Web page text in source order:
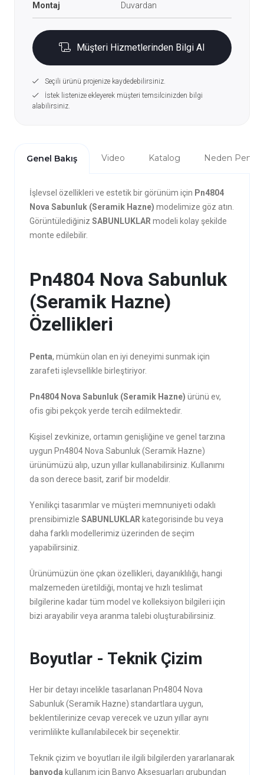
Montaj Duvardan
Müşteri Hizmetlerinden Bilgi Al
Seçili ürünü projenize kaydedebilirsiniz.
İstek listenize ekleyerek müşteri temsilcinizden bilgi
alabilirsiniz.
Genel Bakış Video Katalog Neden Penta?
İşlevsel özellikleri ve estetik bir görünüm için Pn4804
Nova Sabunluk (Seramik Hazne) modelimize göz atın.
Görüntülediğiniz SABUNLUKLAR modeli kolay şekilde
monte edilebilir.
Pn4804 Nova Sabunluk
(Seramik Hazne)
Özellikleri
Penta, mümkün olan en iyi deneyimi sunmak için
zarafeti işlevsellikle birleştiriyor.
Pn4804 Nova Sabunluk (Seramik Hazne) ürünü ev,
ofis gibi pekçok yerde tercih edilmektedir.
Kişisel zevkinize, ortamın genişliğine ve genel tarzına
uygun Pn4804 Nova Sabunluk (Seramik Hazne)
ürünümüzü alıp, uzun yıllar kullanabilirsiniz. Kullanımı
da son derece basit, zarif bir modeldir.
Yenilikçi tasarımlar ve müşteri memnuniyeti odaklı
prensibimizle SABUNLUKLAR kategorisinde bu veya
daha farklı modellerimiz üzerinden de seçim
yapabilirsiniz.
Ürünümüzün öne çıkan özellikleri, dayanıklılığı, hangi
malzemeden üretildiği, montaj ve hızlı teslimat
bilgilerine kadar tüm model ve kolleksiyon bilgileri için
bizi arayabilir veya aranma talebi oluşturabilirsiniz.
Boyutlar - Teknik Çizim
Her bir detayı incelikle tasarlanan Pn4804 Nova
Sabunluk (Seramik Hazne) standartlara uygun,
beklentilerinize cevap verecek ve uzun yıllar aynı
verimlilikte kullanılabilecek bir seçenektir.
Teknik çizim ve boyutları ile ilgili bilgilerden yararlanarak
banyoda kullanım için Banyo Aksesuarları grubundan